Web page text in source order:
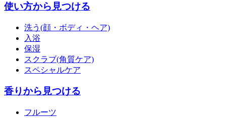
使い方から見つける
洗う(顔・ボディ・ヘア)
入浴
保湿
スクラブ(角質ケア)
スペシャルケア
香りから見つける
フルーツ